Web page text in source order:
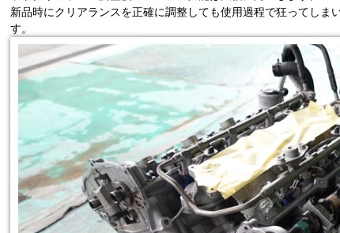
新品時にクリアランスを正確に調整しても使用過程で狂ってしま
す。